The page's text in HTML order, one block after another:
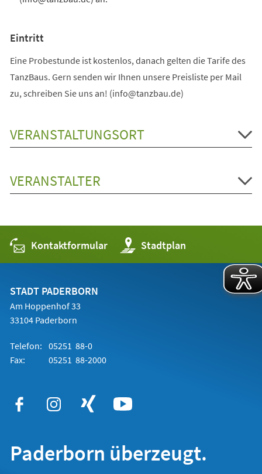
Eintritt
Eine Probestunde ist kostenlos, danach gelten die Tarife des
TanzBaus. Gern senden wir Ihnen unsere Preisliste per Mail
zu, schreiben Sie uns an! (info@tanzbau.de)
VERANSTALTUNGSORT
VERANSTALTER
Kontaktformular Stadtplan
(Öffnet
in
einem
STADT PADERBORN
Am Hoppenhof 33
33104 Paderborn
Telefon: 05251 88-0
Fax:
05251 88-2000
Paderborn überzeugt.